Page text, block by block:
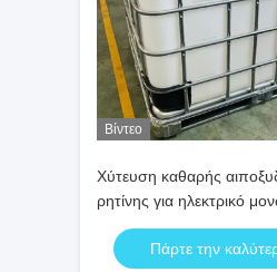
Βίντεο
Χύτευση καθαρής
ρητίνης για ηλεκτρικό
και πυριτίνης μαζί
Πάρτε την